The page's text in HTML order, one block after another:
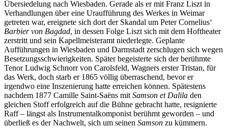
Übersiedelung nach Wiesbaden. Gerade als er mit Franz Liszt in
Verhandlungen über eine Uraufführung des Werkes in Weimar
getreten war, ereignete sich dort der Skandal um Peter Cornelius‘
Barbier von Bagdad, in dessen Folge Liszt sich mit dem Hoftheater
zerstritt und sein Kapellmeisteramt niederlegte. Geplante
Aufführungen in Wiesbaden und Darmstadt zerschlugen sich wegen
Besetzungsschwierigkeiten. Später begeisterte sich der berühmte
Tenor Ludwig Schnorr von Carolsfeld, Wagners erster Tristan, für
das Werk, doch starb er 1865 völlig überraschend, bevor er
irgendwo eine Inszenierung hatte erreichen können. Spätestens
nachdem 1877 Camille Saint-Saëns mit Samson et Dalila den
gleichen Stoff erfolgreich auf die Bühne gebracht hatte, resignierte
Raff – längst als Instrumentalkomponist berühmt geworden – und
überließ es der Nachwelt, sich um seinen Samson zu kümmern.